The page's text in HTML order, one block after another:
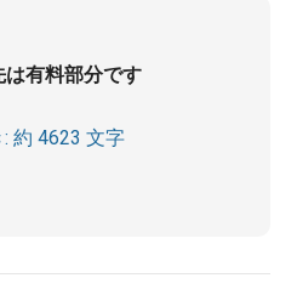
は有料部分です
約 4623 文字